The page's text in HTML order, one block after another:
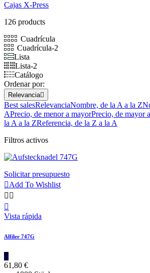
Cajas X-Press
126 products
Cuadrícula
Cuadrícula-2
Lista
Lista-2
Catálogo
Ordenar por:
Relevancia
Best salesRelevanciaNombre, de la A a la Z
APrecio, de menor a mayorPrecio, de mayor
la A a la ZReferencia, de la Z a la A
Filtros activos
Solicitar presupuesto
Add To Wishlist
 

Vista rápida
Alfiler 747G
|||
61,80 €